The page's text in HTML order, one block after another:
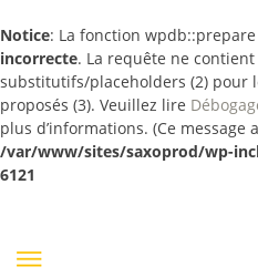
Notice: La fonction
incorrecte. La requête ne
substitutifs/placeholders (2) pour
proposés (3). Veuillez lire
plus d’informations. (Ce message
/var/www/sites/saxoprod/wp-
6121